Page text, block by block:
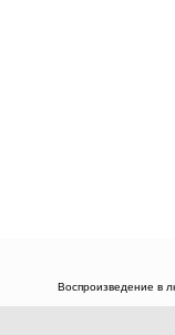
Воспроизведение в